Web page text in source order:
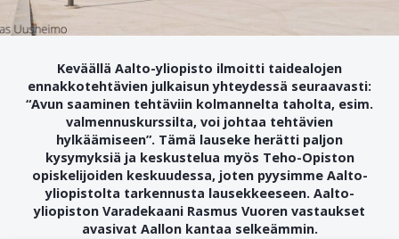
Keväällä Aalto-yliopisto ilmoitti taidealojen
ennakkotehtävien julkaisun yhteydessä seuraavasti:
“Avun saaminen tehtäviin kolmannelta taholta, esim.
valmennuskurssilta, voi johtaa tehtävien
hylkäämiseen”. Tämä lauseke herätti paljon
kysymyksiä ja keskustelua myös Teho-Opiston
opiskelijoiden keskuudessa, joten pyysimme Aalto-
yliopistolta tarkennusta lausekkeeseen. Aalto-
yliopiston Varadekaani Rasmus Vuoren vastaukset
avasivat Aallon kantaa selkeämmin.